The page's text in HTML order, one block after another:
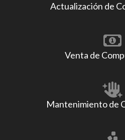
Actualización de
Venta de
Mantenimiento de